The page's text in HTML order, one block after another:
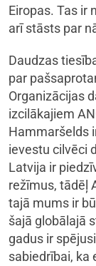
Eiropas. Tas ir
arī stāsts par
Daudzas
par
Organizācijas
izcilākajiem
Hammaršelds
ievestu cilvēci
Latvija ir
režīmus, tādēļ
tajā mums ir
šajā globālajā
gadus ir
sabiedrībai, ka